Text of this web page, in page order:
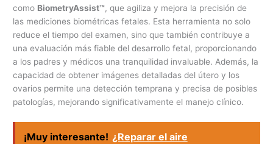
como BiometryAssist™, que agiliza y mejora la precisión de
las mediciones biométricas fetales. Esta herramienta no solo
reduce el tiempo del examen, sino que también contribuye a
una evaluación más fiable del desarrollo fetal, proporcionando
a los padres y médicos una tranquilidad invaluable. Además, la
capacidad de obtener imágenes detalladas del útero y los
ovarios permite una detección temprana y precisa de posibles
patologías, mejorando significativamente el manejo clínico.
¡Muy interesante! ¿Reparar el aire